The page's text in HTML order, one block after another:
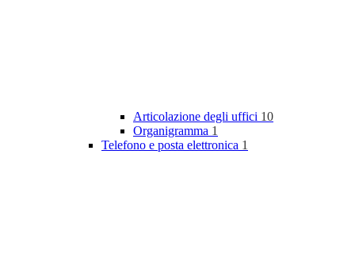
Articolazione degli uffici 10
Organigramma 1
Telefono e posta elettronica 1